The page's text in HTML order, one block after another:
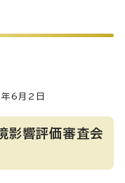
6月2日
影響評価審査会